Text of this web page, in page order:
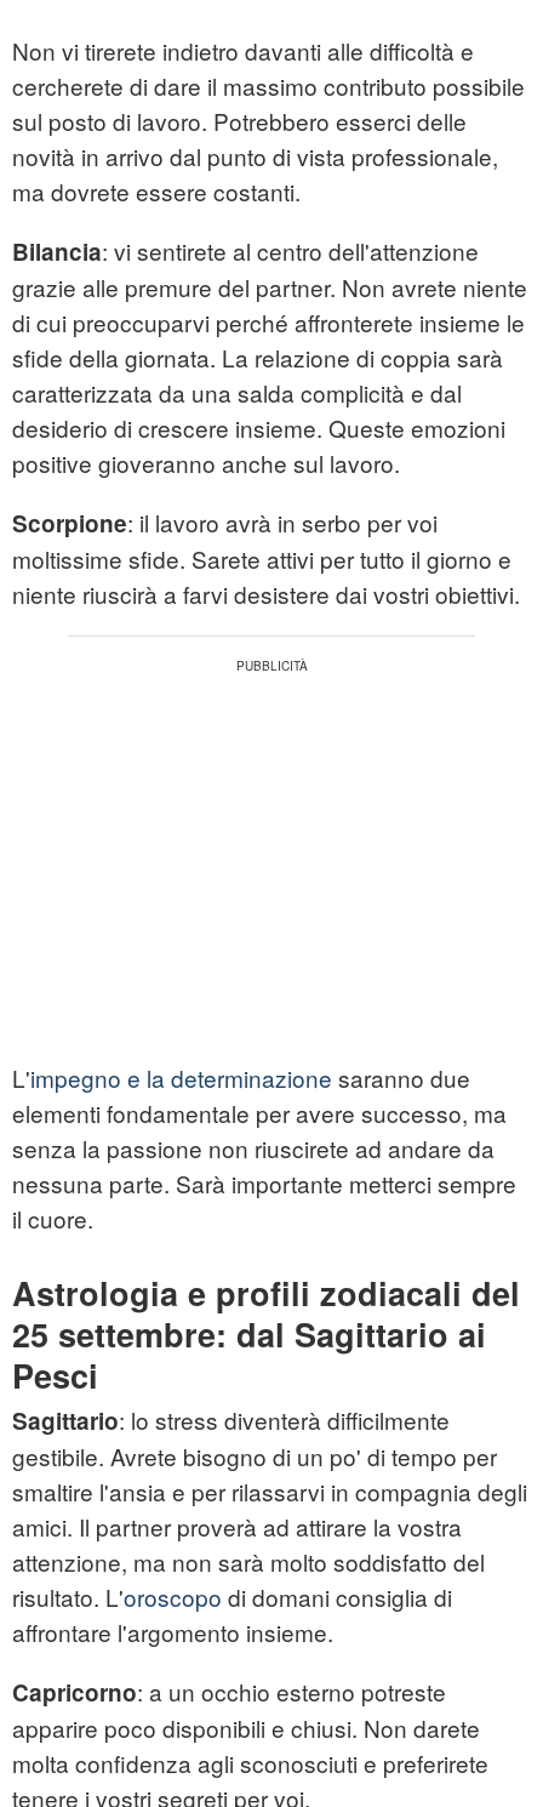
Non vi tirerete indietro davanti alle difficoltà e
cercherete di dare il massimo contributo possibile
sul posto di lavoro. Potrebbero esserci delle
novità in arrivo dal punto di vista professionale,
ma dovrete essere costanti.
Bilancia: vi sentirete al centro dell'attenzione
grazie alle premure del partner. Non avrete niente
di cui preoccuparvi perché affronterete insieme le
sfide della giornata. La relazione di coppia sarà
caratterizzata da una salda complicità e dal
desiderio di crescere insieme. Queste emozioni
positive gioveranno anche sul lavoro.
Scorpione: il lavoro avrà in serbo per voi
moltissime sfide. Sarete attivi per tutto il giorno e
niente riuscirà a farvi desistere dai vostri obiettivi.
L'impegno e la determinazione saranno due
elementi fondamentale per avere successo, ma
senza la passione non riuscirete ad andare da
nessuna parte. Sarà importante metterci sempre
il cuore.
Astrologia e profili zodiacali del
25 settembre: dal Sagittario ai
Pesci
Sagittario: lo stress diventerà difficilmente
gestibile. Avrete bisogno di un po' di tempo per
smaltire l'ansia e per rilassarvi in compagnia degli
amici. Il partner proverà ad attirare la vostra
attenzione, ma non sarà molto soddisfatto del
risultato. L'oroscopo di domani consiglia di
affrontare l'argomento insieme.
Capricorno: a un occhio esterno potreste
apparire poco disponibili e chiusi. Non darete
molta confidenza agli sconosciuti e preferirete
tenere i vostri segreti per voi.